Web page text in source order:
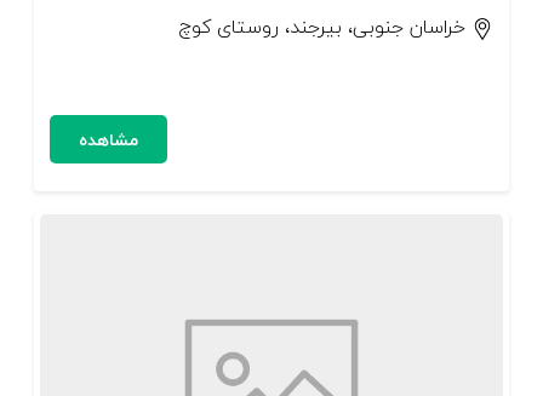
خراسان جنوبی، بیرجند، روستای کوچ
مشاهده